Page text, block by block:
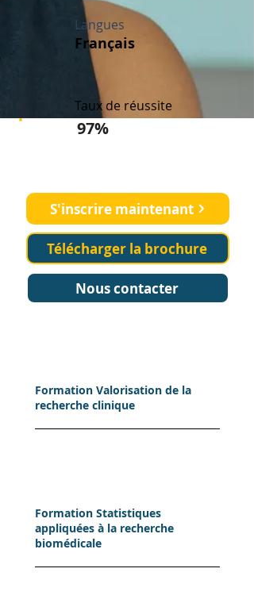
Langues
Français
Taux de réussite
97%
S'inscrire maintenant
Télécharger la brochure
Nous contacter
Formation Valorisation de la
recherche clinique
Formation Statistiques
appliquées à la recherche
biomédicale